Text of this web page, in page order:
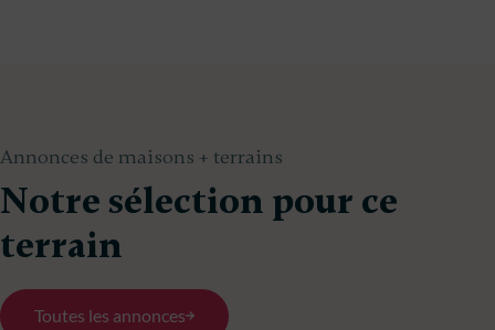
Annonces de maisons + terrains
Notre sélection pour ce
terrain
Toutes les annonces